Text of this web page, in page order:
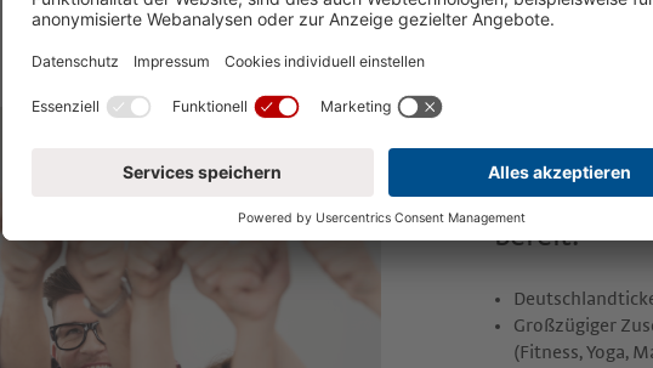
Neben
wir weitere
bereit:
Großzügiger
(Fitness, Yoga,